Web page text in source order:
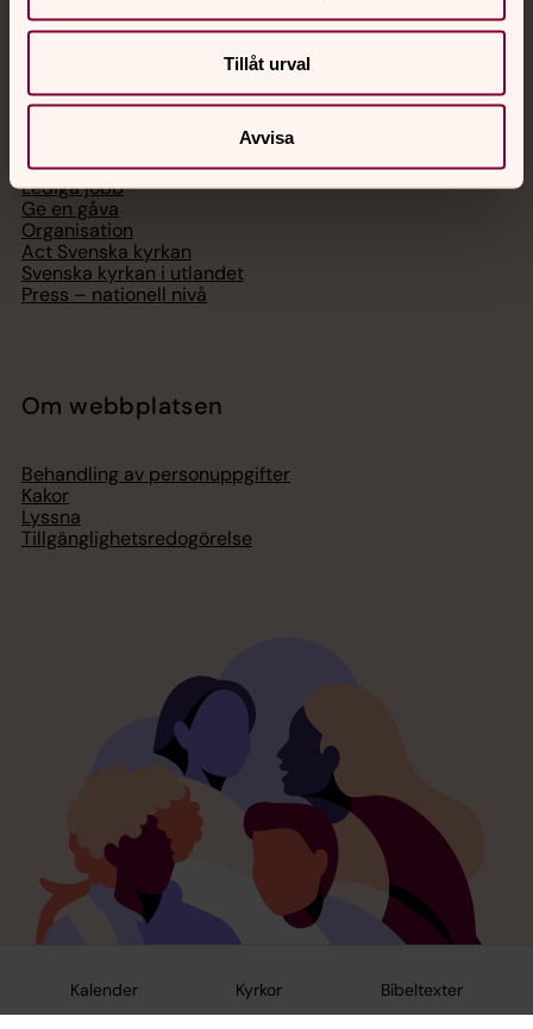
Tillåt urval
Avvisa
Kalender Kyrkor Bibeltexter
Bli medlem
Lediga jobb
Ge en gåva
Organisation
Act Svenska kyrkan
Svenska kyrkan i utlandet
Press – nationell nivå
Om webbplatsen
Behandling av personuppgifter
Kakor
Lyssna
Tillgänglighetsredogörelse